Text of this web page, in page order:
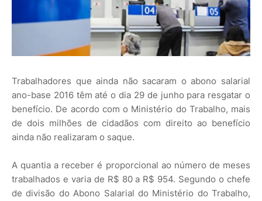
Trabalhadores que ainda não sacaram o abono salarial
ano-base 2016 têm até o dia 29 de junho para resgatar o
benefício. De acordo com o Ministério do Trabalho, mais
de dois milhões de cidadãos com direito ao benefício
ainda não realizaram o saque.
A quantia a receber é proporcional ao número de meses
trabalhados e varia de R$ 80 a R$ 954. Segundo o chefe
de divisão do Abono Salarial do Ministério do Trabalho,